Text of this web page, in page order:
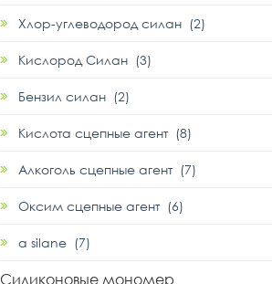
Хлор-углеводород силан (2)
Кислород Силан (3)
Бензил силан (2)
Кислота сцепные агент (8)
Алкоголь сцепные агент (7)
Оксим сцепные агент (6)
α silane (7)
Силиконовые мономер